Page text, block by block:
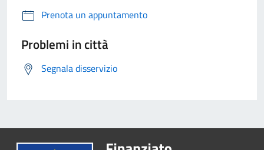
Prenota un appuntamento
Problemi in città
Segnala disservizio